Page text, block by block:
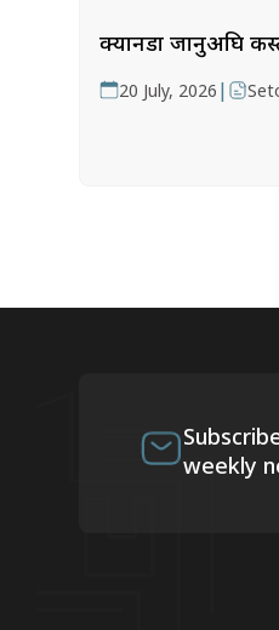
क्यानडा जानुअघि
20 July, 2026 |
weekly